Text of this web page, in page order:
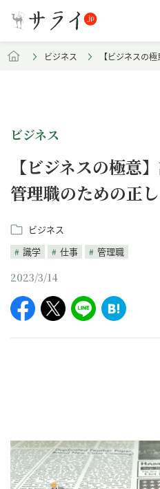
ビジネス 【ビジネスの
ビジネス
【ビジネスの極意
管理職のための正
ビジネス
識学
仕事 管理職
2023/3/14